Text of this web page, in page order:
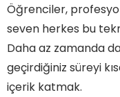
Öğrenciler,
seven herkes bu
Daha az zamanda
geçirdiğiniz süreyi
içerik katmak.